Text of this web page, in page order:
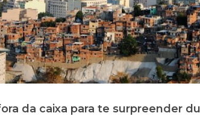
da caixa para te surpreender